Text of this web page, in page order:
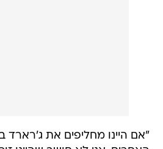
"אם היינו מחליפים את